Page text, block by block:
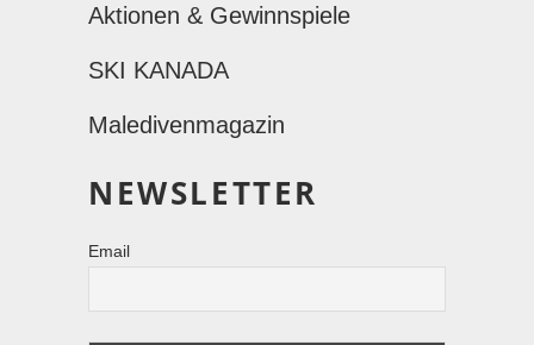
Aktionen & Gewinnspiele
SKI KANADA
Maledivenmagazin
NEWSLETTER
Email